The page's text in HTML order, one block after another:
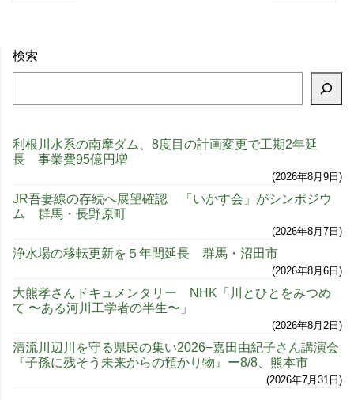
検索
利根川水系の南摩ダム、8度目の計画変更で工期2年延
長 事業費95億円増
2026年8月9日
JR吾妻線の存続へ展望確認 「いかす会」がシンポジウ
ム 群馬・長野原町
2026年8月7日
浄水場の移転更新を５年間延長 群馬・沼田市
2026年8月6日
大熊孝さんドキュメンタリー NHK「川とひとをみつめ
て 〜ある河川工学者の半生〜」
2026年8月2日
清流川辺川を守る県民の集い2026−嘉田由紀子さん講演会
『子孫に残そう未来からの預かり物』ー8/8、熊本市
2026年7月31日